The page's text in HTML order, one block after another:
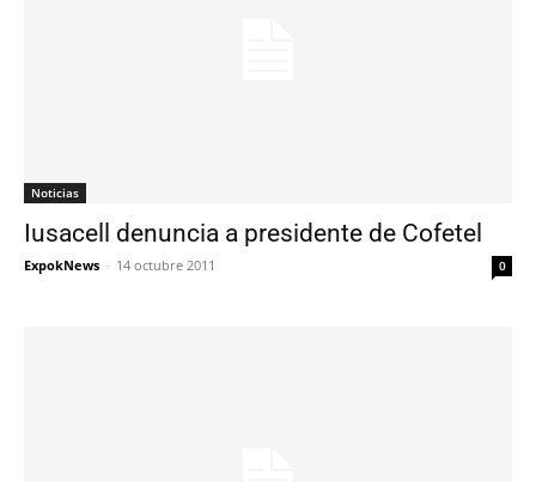
Noticias
Iusacell denuncia a presidente de Cofetel
ExpokNews - 14 octubre 2011 0